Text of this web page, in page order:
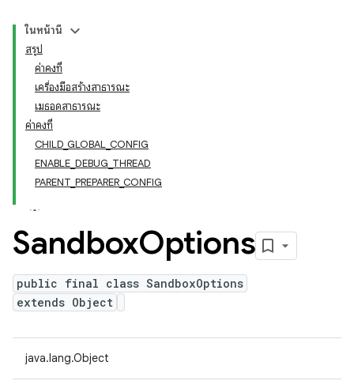
ในหน้านี้
สรุป
ค่าคงที่
เครื่องมือสร้างสาธารณะ
เมธอดสาธารณะ
ค่าคงที่
CHILD_GLOBAL_CONFIG
ENABLE_DEBUG_THREAD
PARENT_PREPARER_CONFIG
SandboxOptions
public final class SandboxOptions
extends Object
java.lang.Object